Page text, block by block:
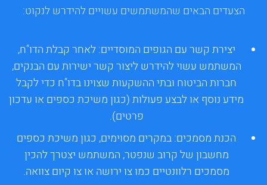
הצעדים הבאים שהמשתמשים עשויים להידרש לנקוט:
יצירת קשר עם הגופים המוסדיים:לאחר קבלת הדו"ח,
המשתמש עשוי להידרש ליצור קשר ישירות עם הבנקים,
חברות הביטוח ובתי ההשקעות שצוינו בדו"ח כדי לקבל
מידע נוסף או לבצע פעולות (כגון משיכת כספים או עדכון
פרטים).
הכנת מסמכים:במקרים מסוימים, כגון משיכת כספים
מחשבון של קרוב שנפטר, המשתמש יצטרך להכין
מסמכים רלוונטיים כמו צו ירושה או צו קיום צוואה.